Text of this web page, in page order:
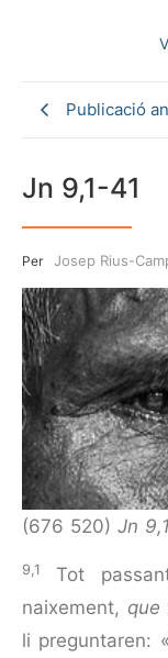
Publicació
Jn 9,1-41
Per Josep Rius-
(676 520) Jn
9,1 Tot
naixement, que
li preguntaren: